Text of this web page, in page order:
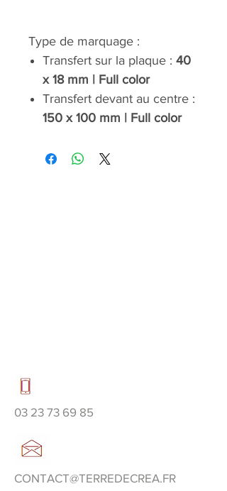
Type de marquage :
Transfert sur la plaque : 40
x 18 mm | Full color
Transfert devant au centre :
150 x 100 mm | Full color
03 23 73 69 85
CONTACT@TERREDECREA.FR